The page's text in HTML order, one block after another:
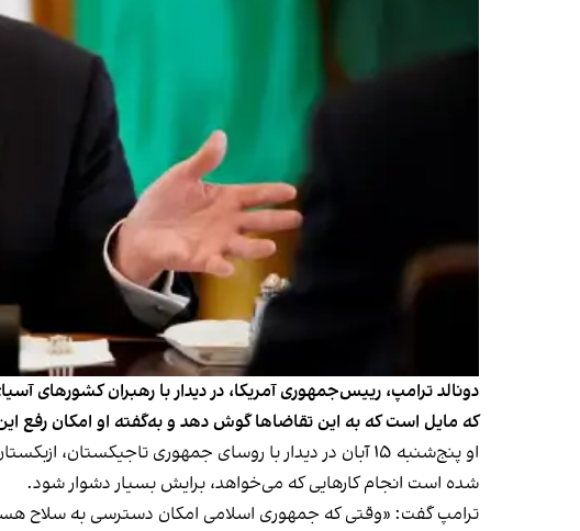
دونالد ترامپ، رییس‌جمهوری آمریکا، در دیدار با رهبران
که مایل است که به این تقاضاها گوش دهد و به‌‌گفته او امکان رفع
او پنج‌شنبه ۱۵ آبان در دیدار با روسای جمهوری
شده است انجام کارهایی که می‌خواهد، برایش بسیار دشوار شود.
ترامپ گفت: «وقتی که جمهوری اسلامی امکان دسترسی به سلاح